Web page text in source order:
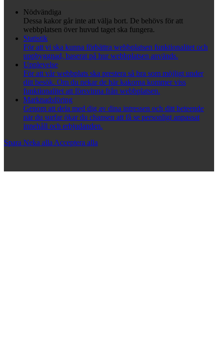
Nödvändiga
Dessa kakor går inte att välja bort. De behövs för att
webbplatsen över huvud taget ska fungera.
Statistik
För att vi ska kunna förbättra webbplatsen funktionalitet och
uppbyggnad, baserat på hur webbplatsen används.
Upplevelse
För att vår webbplats ska prestera så bra som möjligt under
ditt besök. Om du nekar de här kakorna kommer viss
funktionalitet att försvinna från webbplatsen.
Marknadsföring
Genom att dela med dig av dina intressen och ditt beteende
när du surfar ökar du chansen att få se personligt anpassat
innehåll och erbjudanden.
Spara Neka alla Acceptera alla